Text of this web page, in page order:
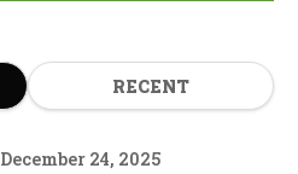
RECENT
December 24, 2025